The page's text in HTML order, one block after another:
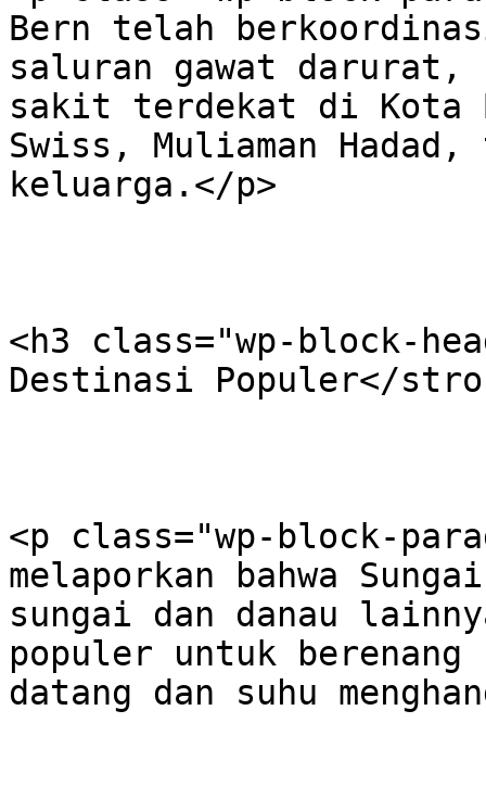
Bern telah
saluran gawat darurat,
sakit terdekat di Kota
Swiss, Muliaman
keluarga.</p>
<h3 class="wp-block-
Destinasi Populer</
<p class="wp-block-
melaporkan bahwa
sungai dan danau
populer untuk
datang dan suhu